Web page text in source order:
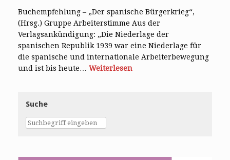
Buchempfehlung – „Der spanische Bürgerkrieg“,
(Hrsg.) Gruppe Arbeiterstimme Aus der
Verlagsankündigung: „Die Niederlage der
spanischen Republik 1939 war eine Niederlage für
die spanische und internationale Arbeiterbewegung
und ist bis heute… Weiterlesen
Suche